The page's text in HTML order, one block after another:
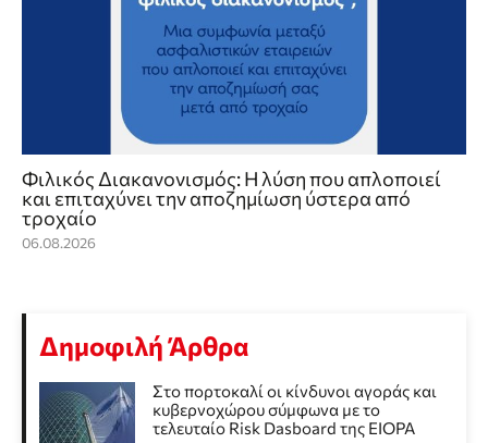
Φιλικός Διακανονισμός: Η λύση που απλοποιεί
και επιταχύνει την αποζημίωση ύστερα από
τροχαίο
06.08.2026
Δημοφιλή Άρθρα
Στο πορτοκαλί οι κίνδυνοι αγοράς και
κυβερνοχώρου σύμφωνα με το
τελευταίο Risk Dasboard της EIOPA